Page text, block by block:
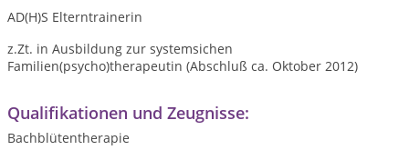
AD(H)S Elterntrainerin
z.Zt. in Ausbildung zur systemsichen
Familien(psycho)therapeutin (Abschluß ca. Oktober 2012)
Qualifikationen und Zeugnisse:
Bachblütentherapie